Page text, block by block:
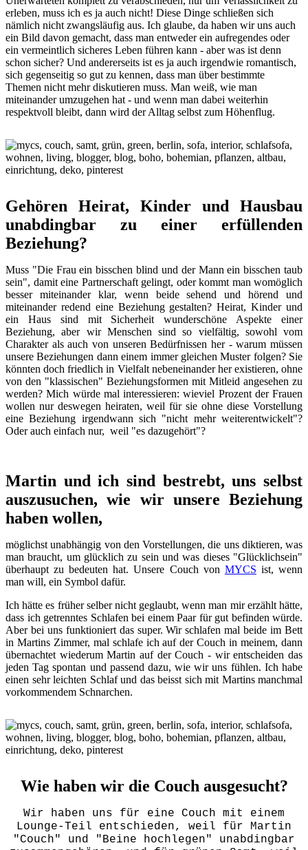
erleben, muss ich es ja auch nicht! Diese Dinge schließen sich
nämlich nicht zwangsläufig aus. Ich glaube, da haben wir uns auch
ein Bild davon gemacht, dass man entweder ein aufregendes oder
ein vermeintlich sicheres Leben führen kann - aber was ist denn
schon sicher? Und andererseits ist es ja auch irgendwie romantisch,
sich gegenseitig so gut zu kennen, dass man über bestimmte
Themen nicht mehr diskutieren muss. Man weiß, wie man
miteinander umzugehen hat - und wenn man dabei weiterhin
respektvoll bleibt, dann wird der Alltag selbst zum Höhenflug.
Gehören Heirat, Kinder und Hausbau
unabdingbar zu einer erfüllenden
Beziehung?
Muss "Die Frau ein bisschen blind und der Mann ein bisschen taub
sein", damit eine Partnerschaft gelingt, oder kommt man womöglich
besser miteinander klar, wenn beide sehend und hörend und
miteinander redend eine Beziehung gestalten? Heirat, Kinder und
ein Haus sind mit Sicherheit wunderschöne Aspekte einer
Beziehung, aber wir Menschen sind so vielfältig, sowohl vom
Charakter als auch von unseren Bedürfnissen her - warum müssen
unsere Beziehungen dann einem immer gleichen Muster folgen? Sie
könnten doch friedlich in Vielfalt nebeneinander her existieren, ohne
von den "klassischen" Beziehungsformen mit Mitleid angesehen zu
werden? Mich würde mal interessieren: wieviel Prozent der Frauen
wollen nur deswegen heiraten, weil für sie ohne diese Vorstellung
eine Beziehung irgendwann sich "nicht mehr weiterentwickelt"?
Oder auch einfach nur, weil "es dazugehört"?
Martin und ich sind bestrebt, uns selbst
auszusuchen, wie wir unsere Beziehung
haben wollen,
möglichst unabhängig von den Vorstellungen, die uns diktieren, was
man braucht, um glücklich zu sein und was dieses "Glücklichsein"
überhaupt zu bedeuten hat. Unsere Couch von MYCS ist, wenn
man will, ein Symbol dafür.
Ich hätte es früher selber nicht geglaubt, wenn man mir erzählt hätte,
dass ich getrenntes Schlafen bei einem Paar für gut befinden würde.
Aber bei uns funktioniert das super. Wir schlafen mal beide im Bett
in Martins Zimmer, mal schlafe ich auf der Couch in meinem, dann
übernachtet wiederum Martin auf der Couch - wir entscheiden das
jeden Tag spontan und passend dazu, wie wir uns fühlen. Ich habe
einen sehr leichten Schlaf und das beisst sich mit Martins manchmal
vorkommendem Schnarchen.
Wie haben wir die Couch ausgesucht?
Wir haben uns für eine Couch mit einem
Lounge-Teil entschieden, weil für Martin
"Couch" und "Beine hochlegen" unabdingbar